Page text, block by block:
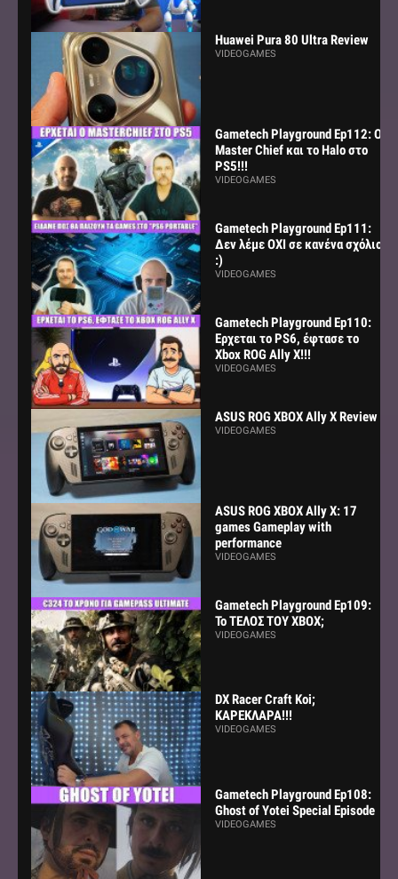
Huawei Pura 80 Ultra Review
VIDEOGAMES
Gametech Playground Ep112: Ο
Master Chief και το Halo στο
PS5!!!
VIDEOGAMES
Gametech Playground Ep111:
Δεν λέμε ΟΧΙ σε κανένα σχόλιο
:)
VIDEOGAMES
Gametech Playground Ep110:
Ερχεται το PS6, έφτασε το
Xbox ROG Ally X!!!
VIDEOGAMES
ASUS ROG XBOX Ally X Review
VIDEOGAMES
ASUS ROG XBOX Ally X: 17
games Gameplay with
performance
VIDEOGAMES
Gametech Playground Ep109:
Το ΤΕΛΟΣ ΤΟΥ ΧΒΟΧ;
VIDEOGAMES
DX Racer Craft Koi;
ΚΑΡΕΚΛΑΡΑ!!!
VIDEOGAMES
Gametech Playground Ep108:
Ghost of Yotei Special Episode
VIDEOGAMES